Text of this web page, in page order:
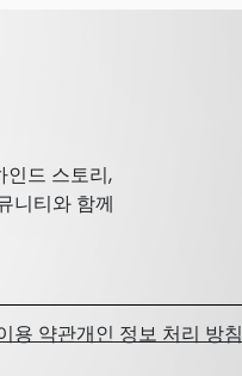
인드 스토리,
니티와 함께
용 약관개인 정보 처리 방침